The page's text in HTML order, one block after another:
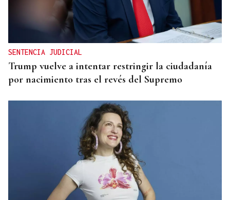
SENTENCIA JUDICIAL
Trump vuelve a intentar restringir la ciudadanía
por nacimiento tras el revés del Supremo